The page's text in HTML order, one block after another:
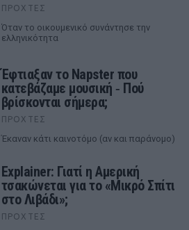
ΠΡΟΧΤΈΣ
Όταν το οικουμενικό συνάντησε την
ελληνικότητα
Έφτιαξαν το Napster που
κατεβάζαμε μουσική ‑ Πού
βρίσκονται σήμερα;
ΠΡΟΧΤΈΣ
Έκαναν κάτι καινοτόμο (αν και παράνομο)
Explainer: Γιατί η Αμερική
τσακώνεται για το «Μικρό Σπίτι
στο Λιβάδι»;
ΠΡΟΧΤΈΣ